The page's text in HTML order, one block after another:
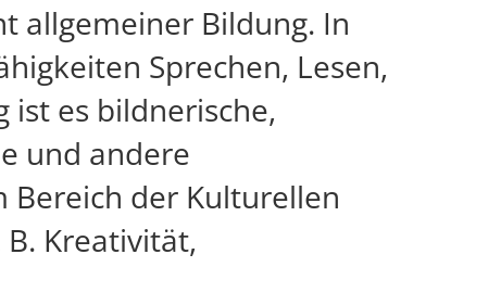
allgemeiner Bildung. In
Sprechen, Lesen,
ist es bildnerische,
und andere
Bereich der Kulturellen
Kreativität,